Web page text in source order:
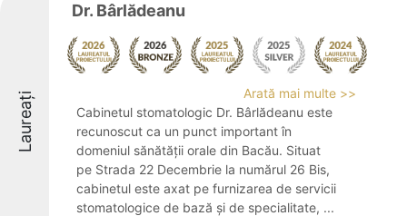
Laureați
Dr. Bârlădeanu
Arată mai multe >>
Cabinetul stomatologic Dr. Bârlădeanu este
recunoscut ca un punct important în
domeniul sănătății orale din Bacău. Situat
pe Strada 22 Decembrie la numărul 26 Bis,
cabinetul este axat pe furnizarea de servicii
stomatologice de bază și de specialitate, ...